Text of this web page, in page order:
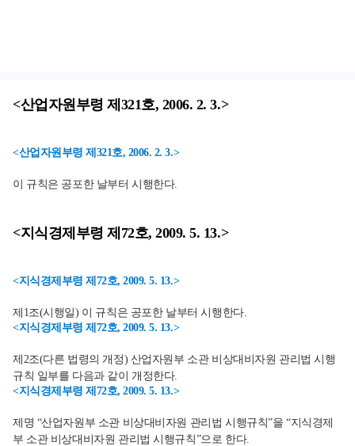
<산업자원부령 제321호, 2006. 2. 3.>
<산업자원부령 제321호, 2006. 2. 3.>
이 규칙은 공포한 날부터 시행한다.
<지식경제부령 제72호, 2009. 5. 13.>
<지식경제부령 제72호, 2009. 5. 13.>
제1조(시행일) 이 규칙은 공포한 날부터 시행한다.
<지식경제부령 제72호, 2009. 5. 13.>
제2조(다른 법령의 개정) 산업자원부 소관 비상대비자원 관리법 시행
규칙 일부를 다음과 같이 개정한다.
<지식경제부령 제72호, 2009. 5. 13.>
제명 “산업자원부 소관 비상대비자원 관리법 시행규칙”을 “지식경제
부 소관 비상대비자원 관리법 시행규칙”으로 한다.